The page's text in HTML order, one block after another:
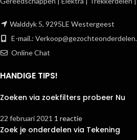
Walddyk 5, 9295LE Westergeest
E-mail.:
Online Chat
HANDIGE TIPS!
Zoeken via zoekfilters probeer Nu
22 februari 2021 1 reactie
Zoek je onderdelen via Tekening